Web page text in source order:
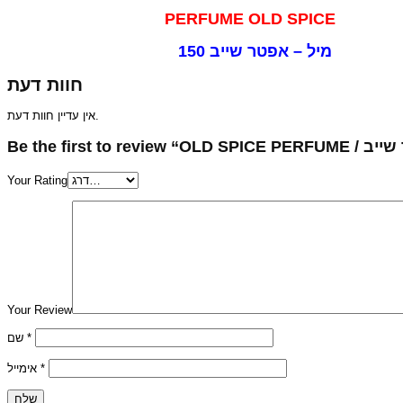
PERFUME OLD SPICE
חוות דעת
Your Rating
Your Review
*
*